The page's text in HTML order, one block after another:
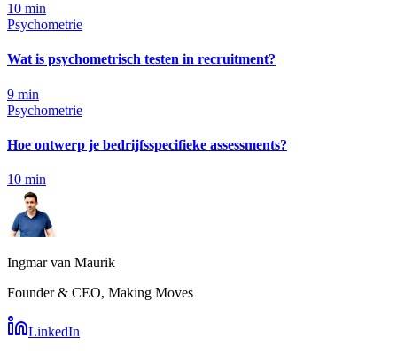
10 min
Psychometrie
Wat is psychometrisch testen in recruitment?
9 min
Psychometrie
Hoe ontwerp je bedrijfsspecifieke assessments?
10 min
Ingmar van Maurik
Founder & CEO, Making Moves
LinkedIn